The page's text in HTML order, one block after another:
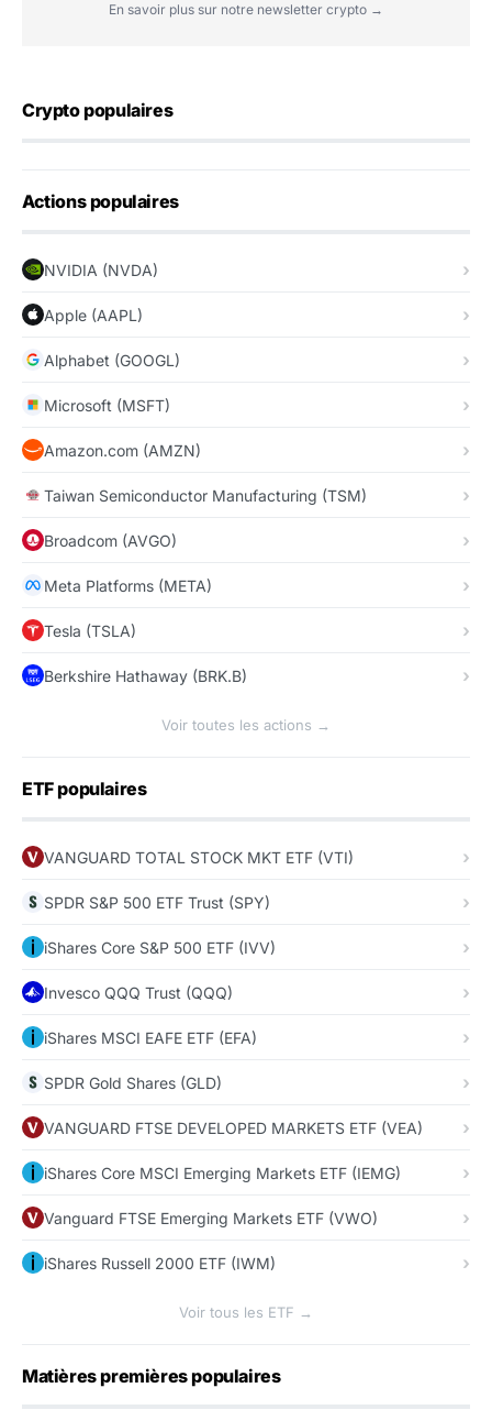
En savoir plus sur notre newsletter crypto →
Crypto populaires
Actions populaires
NVIDIA (NVDA)
Apple (AAPL)
Alphabet (GOOGL)
Microsoft (MSFT)
Amazon.com (AMZN)
Taiwan Semiconductor Manufacturing (TSM)
Broadcom (AVGO)
Meta Platforms (META)
Tesla (TSLA)
Berkshire Hathaway (BRK.B)
Voir toutes les actions →
ETF populaires
VANGUARD TOTAL STOCK MKT ETF (VTI)
SPDR S&P 500 ETF Trust (SPY)
iShares Core S&P 500 ETF (IVV)
Invesco QQQ Trust (QQQ)
iShares MSCI EAFE ETF (EFA)
SPDR Gold Shares (GLD)
VANGUARD FTSE DEVELOPED MARKETS ETF (VEA)
iShares Core MSCI Emerging Markets ETF (IEMG)
Vanguard FTSE Emerging Markets ETF (VWO)
iShares Russell 2000 ETF (IWM)
Voir tous les ETF →
Matières premières populaires